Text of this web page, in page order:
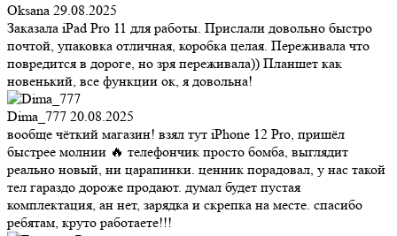
Oksana 29.08.2025
Заказала iPad Pro 11 для работы. Прислали довольно быстро
почтой, упаковка отличная, коробка целая. Переживала что
повредится в дороге, но зря переживала)) Планшет как
новенький, все функции ок, я довольна!
Dima_777 20.08.2025
вообще чёткий магазин! взял тут iPhone 12 Pro, пришёл
быстрее молнии 🔥 телефончик просто бомба, выглядит
реально новый, ни царапинки. ценник порадовал, у нас такой
тел гараздо дороже продают. думал будет пустая
комплектация, ан нет, зарядка и скрепка на месте. спасибо
ребятам, круто работаете!!!